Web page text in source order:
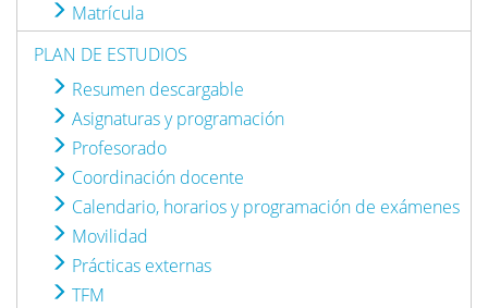
Matrícula
PLAN DE ESTUDIOS
Resumen descargable
Asignaturas y programación
Profesorado
Coordinación docente
Calendario, horarios y programación de exámenes
Movilidad
Prácticas externas
TFM